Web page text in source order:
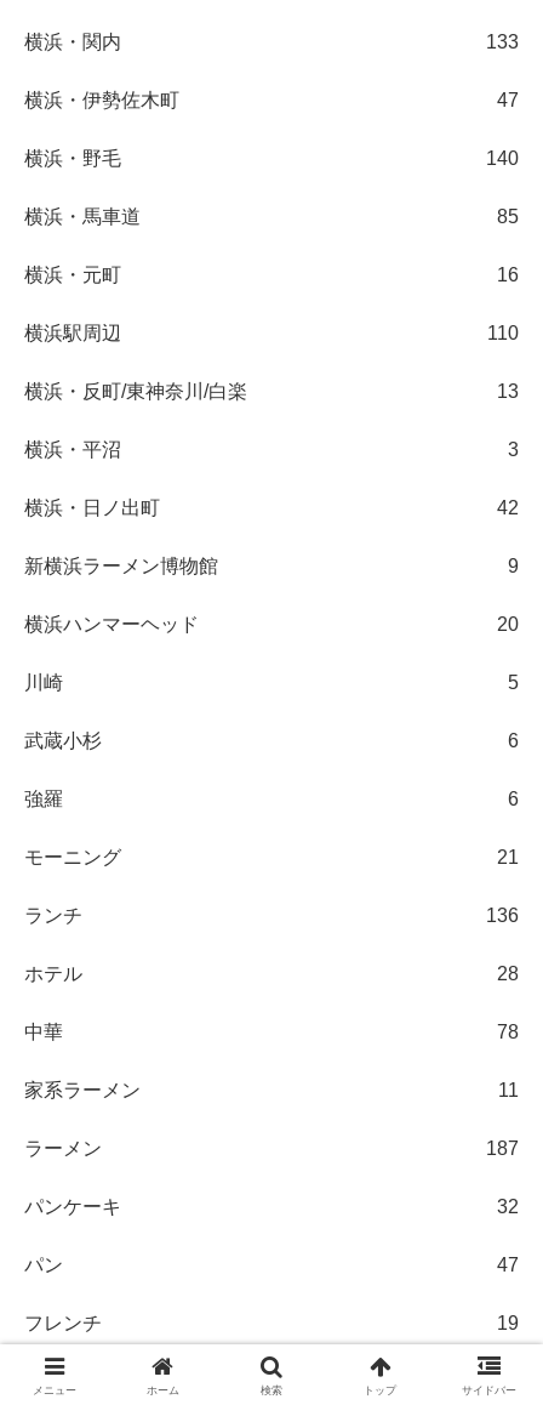
横浜・関内 133
横浜・伊勢佐木町 47
横浜・野毛 140
横浜・馬車道 85
横浜・元町 16
横浜駅周辺 110
横浜・反町/東神奈川/白楽 13
横浜・平沼 3
横浜・日ノ出町 42
新横浜ラーメン博物館 9
横浜ハンマーヘッド 20
川崎 5
武蔵小杉 6
強羅 6
モーニング 21
ランチ 136
ホテル 28
中華 78
家系ラーメン 11
ラーメン 187
パンケーキ 32
パン 47
フレンチ 19
ステーキ 13
メニュー ホーム 検索 トップ サイドバー